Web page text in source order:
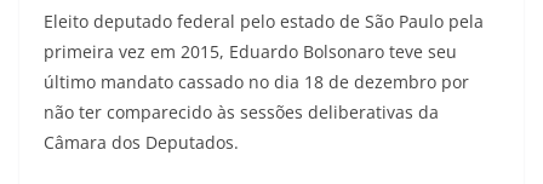
Eleito deputado federal pelo estado de São Paulo pela
primeira vez em 2015, Eduardo Bolsonaro teve seu
último mandato cassado no dia 18 de dezembro por
não ter comparecido às sessões deliberativas da
Câmara dos Deputados.